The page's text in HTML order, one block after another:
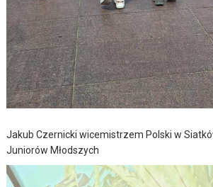
Jakub Czernicki wicemistrzem Polski w
Juniorów Młodszych